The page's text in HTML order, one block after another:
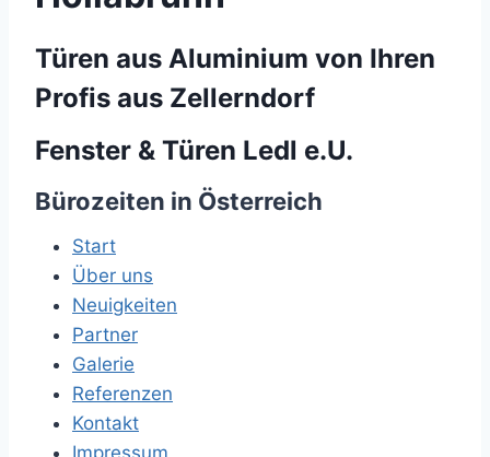
Türen aus Aluminium von Ihren
Profis aus Zellerndorf
Fenster & Türen Ledl e.U.
Bürozeiten in Österreich
Start
Über uns
Neuigkeiten
Partner
Galerie
Referenzen
Kontakt
Impressum